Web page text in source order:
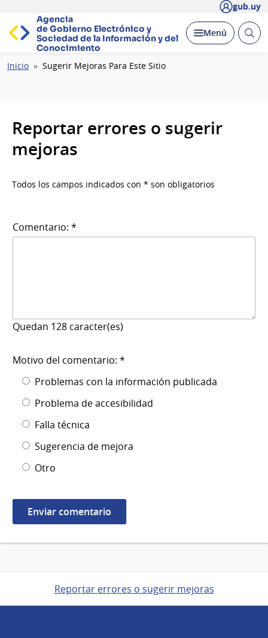
gub.uy
Agencia
de Gobierno Electrónico y
Sociedad de la Información y del
Conocimiento
Desplegar
Menú Abrir
Ruta
Inicio Sugerir Mejoras Para Este Sitio
Reportar errores o sugerir
mejoras
Todos los campos indicados con * son obligatorios
Comentario: *
Quedan 128 caracter(es)
Motivo del comentario: *
Problemas con la información publicada
Problema de accesibilidad
Falla técnica
Sugerencia de mejora
Otro
Reportar errores o sugerir mejoras